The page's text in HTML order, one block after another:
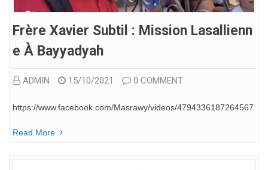
Frère Xavier Subtil : Mission Lasallienn
E À Bayyadyah
ADMIN 15/10/2021 0 COMMENT
https://www.facebook.com/Masrawy/videos/4794336187264567
Read More